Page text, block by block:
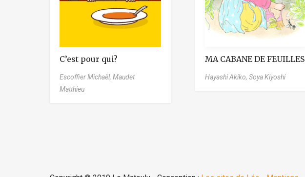
C’est pour qui?
Escoffier Michaël, Maudet
Matthieu
MA CABANE DE FEUILLES
Hayashi Akiko, Soya Kiyoshi